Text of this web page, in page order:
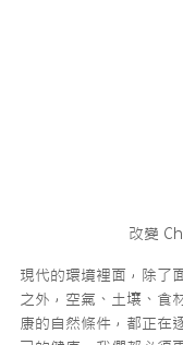
改變
現代的環境裡面，除了
之外，空氣、土壤、食
康的自然條件，都正在